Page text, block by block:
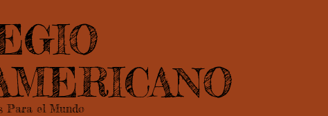
Para el Mundo